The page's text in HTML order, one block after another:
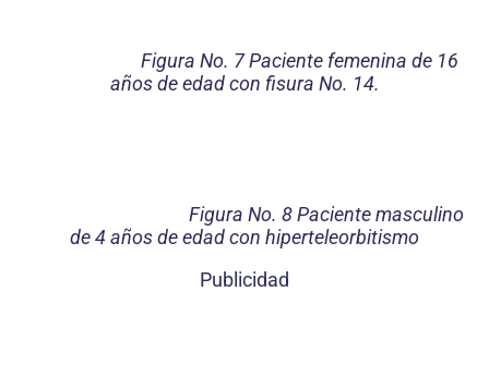
Figura No. 7 Paciente femenina de 16
años de edad con fisura No. 14.
Figura No. 8 Paciente masculino
de 4 años de edad con hiperteleorbitismo
Publicidad